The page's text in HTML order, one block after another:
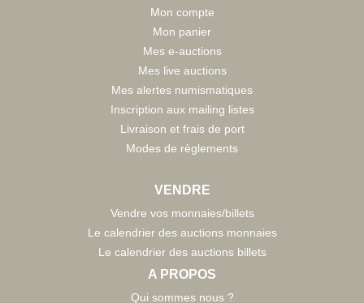
Mon compte
Mon panier
Mes e-auctions
Mes live auctions
Mes alertes numismatiques
Inscription aux mailing listes
Livraison et frais de port
Modes de règlements
VENDRE
Vendre vos monnaies/billets
Le calendrier des auctions monnaies
Le calendrier des auctions billets
A PROPOS
Qui sommes nous ?